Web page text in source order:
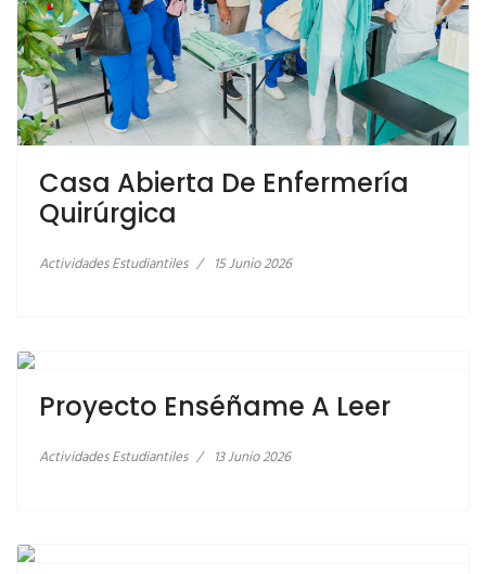
Casa Abierta De Enfermería
Quirúrgica
Actividades Estudiantiles 15 Junio 2026
Proyecto Enséñame A Leer
Actividades Estudiantiles 13 Junio 2026